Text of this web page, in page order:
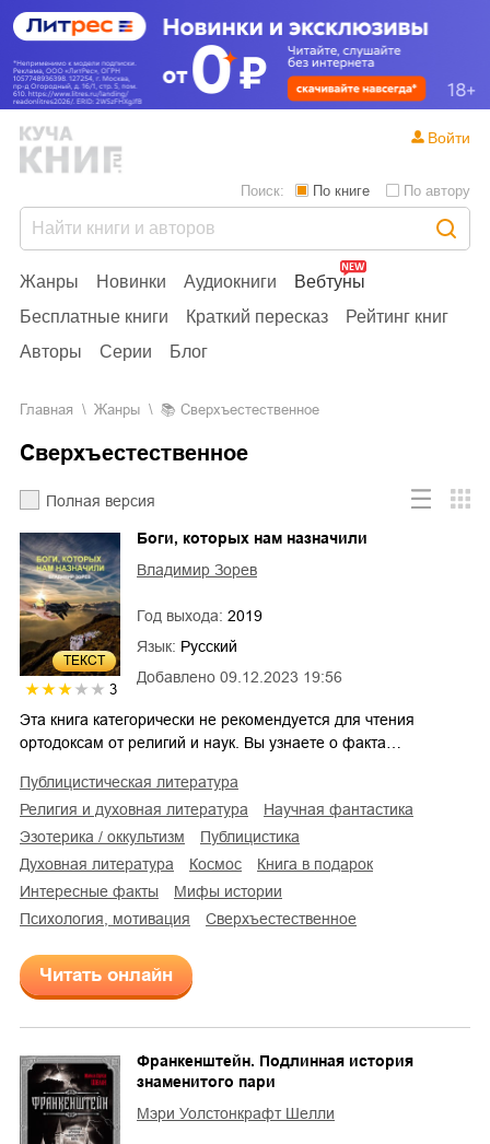
Жанры Новинки Аудиокниги
Вебтуны
Бесплатные книги
Краткий пересказ
Рейтинг книг
Авторы
Серии Блог
Поиск: По книге По автору
Войти
Главная Жанры Сверхъестественное
Сверхъестественное
Полная версия
ТЕКСТ
3
Добавлено 09.12.2023 19:56
Боги, которых нам назначили
Владимир Зорев
Год выхода: 2019
Язык: Русский
Эта книга категорически не рекомендуется для чтения
ортодоксам от религий и наук. Вы узнаете о факта…
публицистическая литература
религия и духовная литература
научная фантастика
эзотерика / оккультизм
публицистика
духовная литература
космос
книга в подарок
интересные факты
мифы истории
психология, мотивация
сверхъестественное
Читать онлайн
Франкенштейн. Подлинная история
знаменитого пари
Мэри Уолстонкрафт Шелли